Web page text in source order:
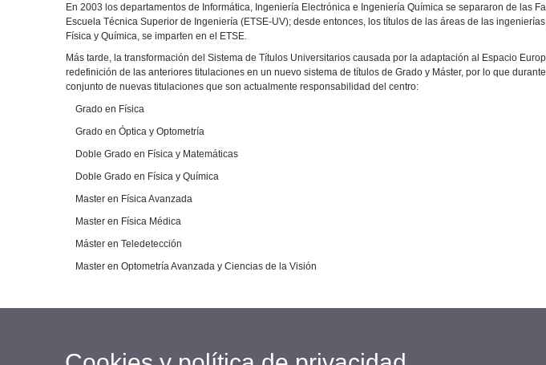
En 2003 los departamentos de Informática, Ingeniería Electrónica e Ingeniería Química se separaron de las
Escuela Técnica Superior de Ingeniería (ETSE-UV); desde entonces, los títulos de las áreas de las
Física y Química, se imparten en el ETSE.
Más tarde, la transformación del Sistema de Títulos Universitarios causada por la adaptación al Espacio
redefinición de las anteriores titulaciones en un nuevo sistema de títulos de Grado y Máster, por lo que
conjunto de nuevas titulaciones que son actualmente responsabilidad del centro:
Grado en Física
Grado en Óptica y Optometría
Doble Grado en Física y Matemáticas
Doble Grado en Física y Química
Master en Física Avanzada
Master en Física Médica
Máster en Teledetección
Master en Optometría Avanzada y Ciencias de la Visión